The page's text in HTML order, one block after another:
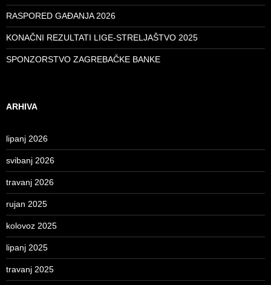
RASPORED GAĐANJA 2026
KONAČNI REZULTATI LIGE-STRELJAŠTVO 2025
SPONZORSTVO ZAGREBAČKE BANKE
ARHIVA
lipanj 2026
svibanj 2026
travanj 2026
rujan 2025
kolovoz 2025
lipanj 2025
travanj 2025